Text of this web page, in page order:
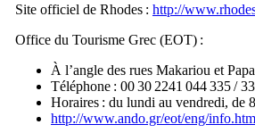
Site officiel de Rhodes : http://
Office du Tourisme Grec (EOT) :
À l’angle des rues Makariou et
Téléphone : 00 30 2241 044 335 /
Horaires : du lundi au vendredi, de
http://www.ando.gr/eot/eng/info.htm